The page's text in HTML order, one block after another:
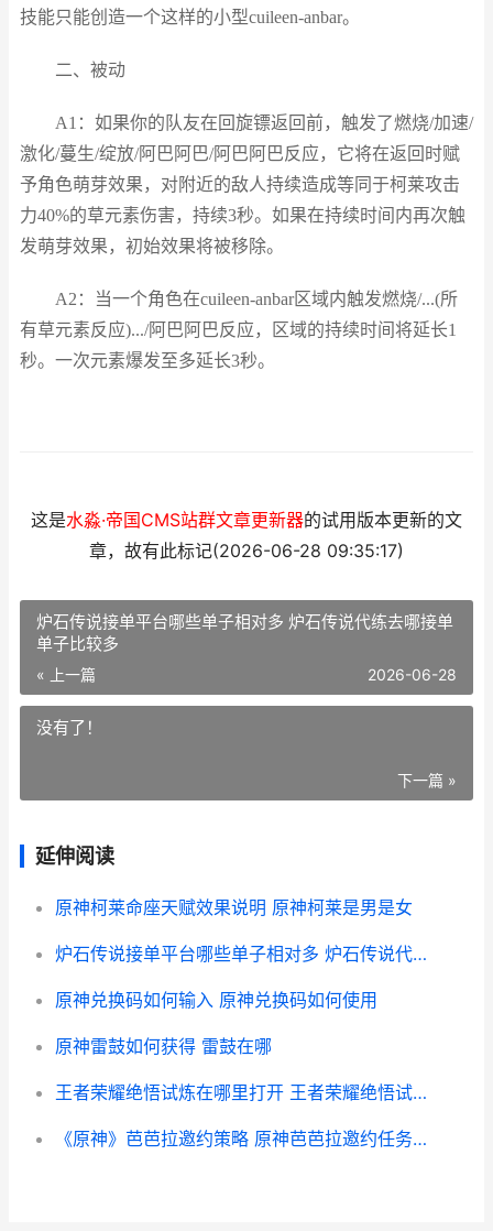
技能只能创造一个这样的小型cuileen-anbar。
二、被动
A1：如果你的队友在回旋镖返回前，触发了燃烧/加速/
激化/蔓生/绽放/阿巴阿巴/阿巴阿巴反应，它将在返回时赋
予角色萌芽效果，对附近的敌人持续造成等同于柯莱攻击
力40%的草元素伤害，持续3秒。如果在持续时间内再次触
发萌芽效果，初始效果将被移除。
A2：当一个角色在cuileen-anbar区域内触发燃烧/...(所
有草元素反应).../阿巴阿巴反应，区域的持续时间将延长1
秒。一次元素爆发至多延长3秒。
这是水淼·帝国CMS站群文章更新器的试用版本更新的文
章，故有此标记(2026-06-28 09:35:17)
炉石传说接单平台哪些单子相对多 炉石传说代练去哪接单
单子比较多
« 上一篇 2026-06-28
没有了！
下一篇 »
延伸阅读
原神柯莱命座天赋效果说明 原神柯莱是男是女
炉石传说接单平台哪些单子相对多 炉石传说代练去哪接单单子比较多
原神兑换码如何输入 原神兑换码如何使用
原神雷鼓如何获得 雷鼓在哪
王者荣耀绝悟试炼在哪里打开 王者荣耀绝悟试炼怎么没了
《原神》芭芭拉邀约策略 原神芭芭拉邀约任务全结局攻略